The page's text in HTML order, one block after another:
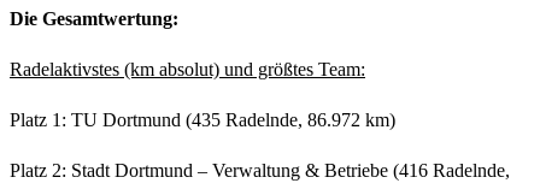
Die Gesamtwertung:
Radelaktivstes (km absolut) und größtes Team:
Platz 1: TU Dortmund (435 Radelnde, 86.972 km)
Platz 2: Stadt Dortmund – Verwaltung & Betriebe (416 Radelnde,